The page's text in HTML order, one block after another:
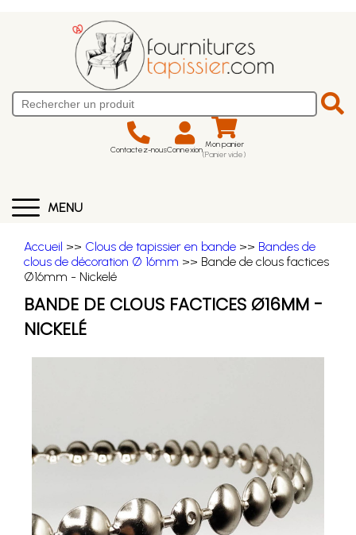
Contactez-nousConnexion Mon panier
(Panier vide)
MENU
Accueil >> Clous de tapissier en bande >> Bandes de
clous de décoration Ø 16mm >> Bande de clous factices
Ø16mm - Nickelé
BANDE DE CLOUS FACTICES Ø16MM -
NICKELÉ